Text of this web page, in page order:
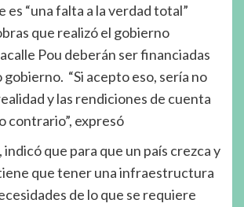
es “una falta a la verdad total”
que realizó el gobierno
Pou deberán ser financiadas
gobierno. “Si acepto eso, sería no
y las rendiciones de cuenta
contrario”, expresó
que para que un país crezca y
que tener una infraestructura
de lo que se requiere